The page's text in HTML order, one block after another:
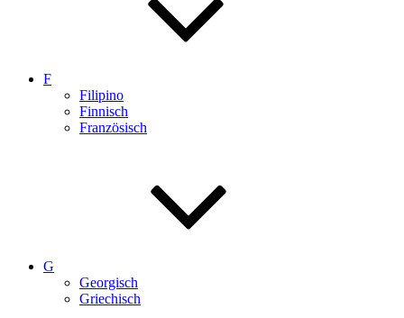
F
Filipino
Finnisch
Französisch
G
Georgisch
Griechisch